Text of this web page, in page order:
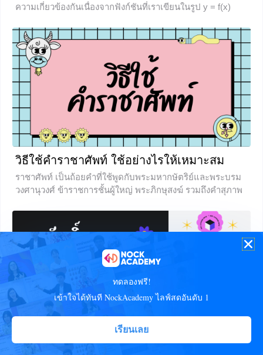
ความเกี่ยวข้องกันเนื่องจากฟังก์ชันที่เราเขียนในรูป y = f(x)
พิกัดฉากก็คือ กราฟที่ประกอบไปด้วยแกน x และ แกน y ก่อน
ที่เราจะเริ่มบทเรียนของฟังก์ชัน อยากให้น้องๆได้ศึกษารูปต่อไป
นี้ก่อนนะคะ จากรูป คือการส่งสมาชิกในเซต A ไปยังสมาชิกใน
เซต B เซต A จะถูกเรียกว่า โดเมน
วิธีใช้คำราชาศัพท์ ใช้อย่างไรให้เหมาะสม
ราชาศัพท์ เป็นถ้อยคำที่ใช้พูดกับพระมหากษัตริย์และพระบรม
วงศานุวงศ์ ข้าราชการชั้นผู้ใหญ่ พระภิกษุสงฆ์ รวมถึงคำสุภาพ
เพราะการใช้ที่ไม่ถูกต้อง บทเรียนที่เราจะได้เรียนรู้กันในวันนี้
น้อง ๆ จะได้เรียนรู้เกี่ยวกับ วิธีใช้คำราชาศัพท์ สำหรับพระมหา
กษัตริย์และพระบรมวงศานุวงศ์ ทั้งคำนาม และคำสรรพนาม ว่า
เราควรแทนตัวเองหรือพระองค์อย่างไรให้ถูกต้อง ถ้าอยากรู้แล้ว
ไปดูพร้อมกันเลยค่ะ ลักษณะการใช้คำราชาศัพท์ คำ
ราชาศัพท์มีไว้ใช้สำหรับคนธรรมดาทั่วไปพูดกับผู้ที่มีศักดิ์สูง
กว่าอย่าง กษัตริย์ พระราชินี และพระบรมวงศานุวงศ์
+1
ที่มาและเรื่องย่อของวรรณคดียิ่งใหญ่ตลอด
ทดลองฟรี!
เข้าใจได้ทันที NockAcademyไลฟ์สดอันดับ 1
เรียนเลย